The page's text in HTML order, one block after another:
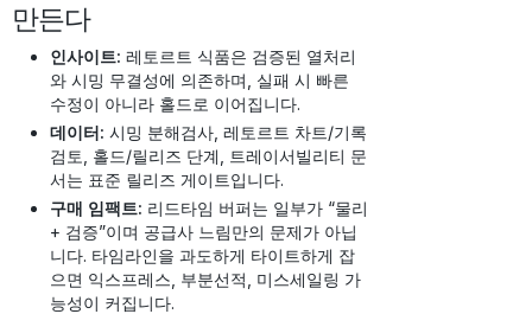
만든다
인사이트: 레토르트 식품은 검증된 열처리
와 시밍 무결성에 의존하며, 실패 시 빠른
수정이 아니라 홀드로 이어집니다.
데이터: 시밍 분해검사, 레토르트 차트/기록
검토, 홀드/릴리즈 단계, 트레이서빌리티 문
서는 표준 릴리즈 게이트입니다.
구매 임팩트: 리드타임 버퍼는 일부가 “물리
+ 검증”이며 공급사 느림만의 문제가 아닙
니다. 타임라인을 과도하게 타이트하게 잡
으면 익스프레스, 부분선적, 미스세일링 가
능성이 커집니다.